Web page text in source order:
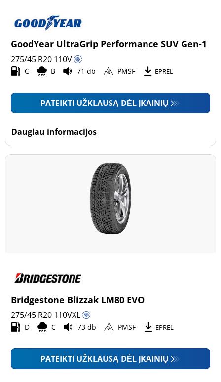
GoodYear UltraGrip Performance SUV Gen-1
275/45 R20 110V
C B 71 db PMSF EPREL
PATEIKTI UŽKLAUSĄ DĖL ĮKAINIŲ
Daugiau informacijos
Bridgestone Blizzak LM80 EVO
275/45 R20 110VXL
D C 73 db PMSF EPREL
PATEIKTI UŽKLAUSĄ DĖL ĮKAINIŲ